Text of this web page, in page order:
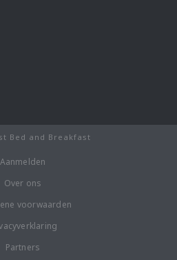
Bed and Breakfast
Aanmelden
Over ons
voorwaarden
Partners